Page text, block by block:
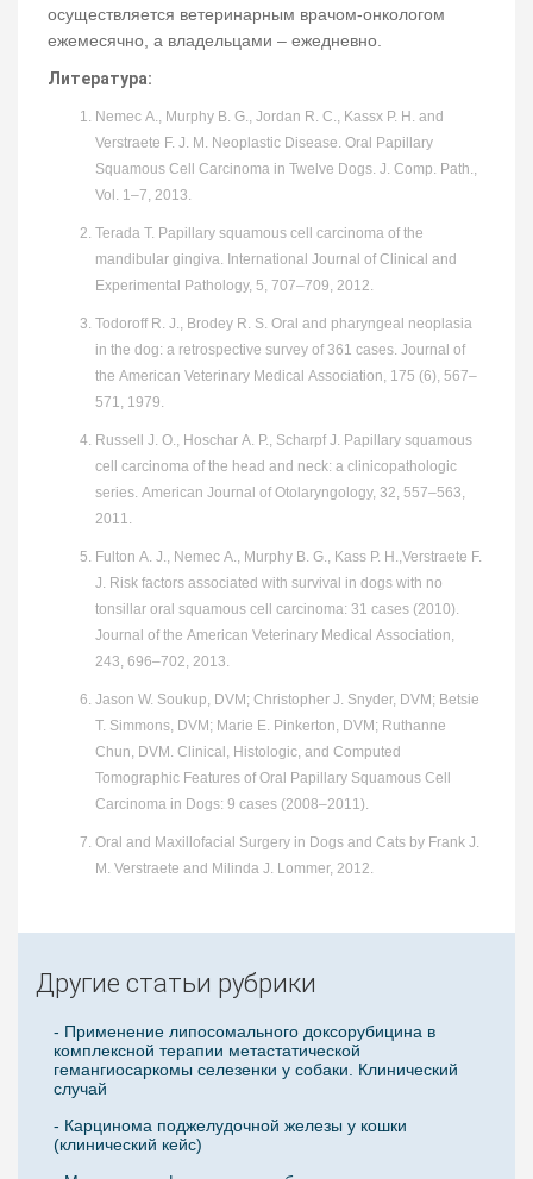
осуществляется ветеринарным врачом-онкологом
ежемесячно, а владельцами – ежедневно.
Литература:
Nemec A., Murphy B. G., Jordan R. C., Kassx P. H. and
Verstraete F. J. M. Neoplastic Disease. Oral Papillary
Squamous Cell Carcinoma in Twelve Dogs. J. Comp. Path.,
Vol. 1–7, 2013.
Terada T. Papillary squamous cell carcinoma of the
mandibular gingiva. International Journal of Clinical and
Experimental Pathology, 5, 707–709, 2012.
Todoroff R. J., Brodey R. S. Oral and pharyngeal neoplasia
in the dog: a retrospective survey of 361 cases. Journal of
the American Veterinary Medical Association, 175 (6), 567–
571, 1979.
Russell J. O., Hoschar A. P., Scharpf J. Papillary squamous
cell carcinoma of the head and neck: a clinicopathologic
series. American Journal of Otolaryngology, 32, 557–563,
2011.
Fulton A. J., Nemec A., Murphy B. G., Kass P. H.,Verstraete F.
J. Risk factors associated with survival in dogs with no
tonsillar oral squamous cell carcinoma: 31 cases (2010).
Journal of the American Veterinary Medical Association,
243, 696–702, 2013.
Jason W. Soukup, DVM; Christopher J. Snyder, DVM; Betsie
T. Simmons, DVM; Marie E. Pinkerton, DVM; Ruthanne
Chun, DVM. Clinical, Histologic, and Computed
Tomographic Features of Oral Papillary Squamous Cell
Carcinoma in Dogs: 9 cases (2008–2011).
Oral and Maxillofacial Surgery in Dogs and Cats by Frank J.
M. Verstraete and Milinda J. Lommer, 2012.
Другие статьи рубрики
- Применение липосомального доксорубицина в
комплексной терапии метастатической
гемангиосаркомы селезенки у собаки. Клинический
случай
- Карцинома поджелудочной железы у кошки
(клинический кейс)